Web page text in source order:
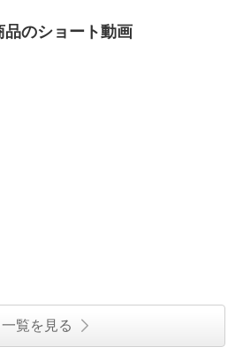
品のショート動画
一覧を見る